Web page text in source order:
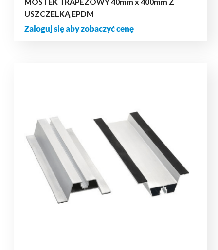
USZCZELKĄ EPDM
Zaloguj się aby zobaczyć cenę